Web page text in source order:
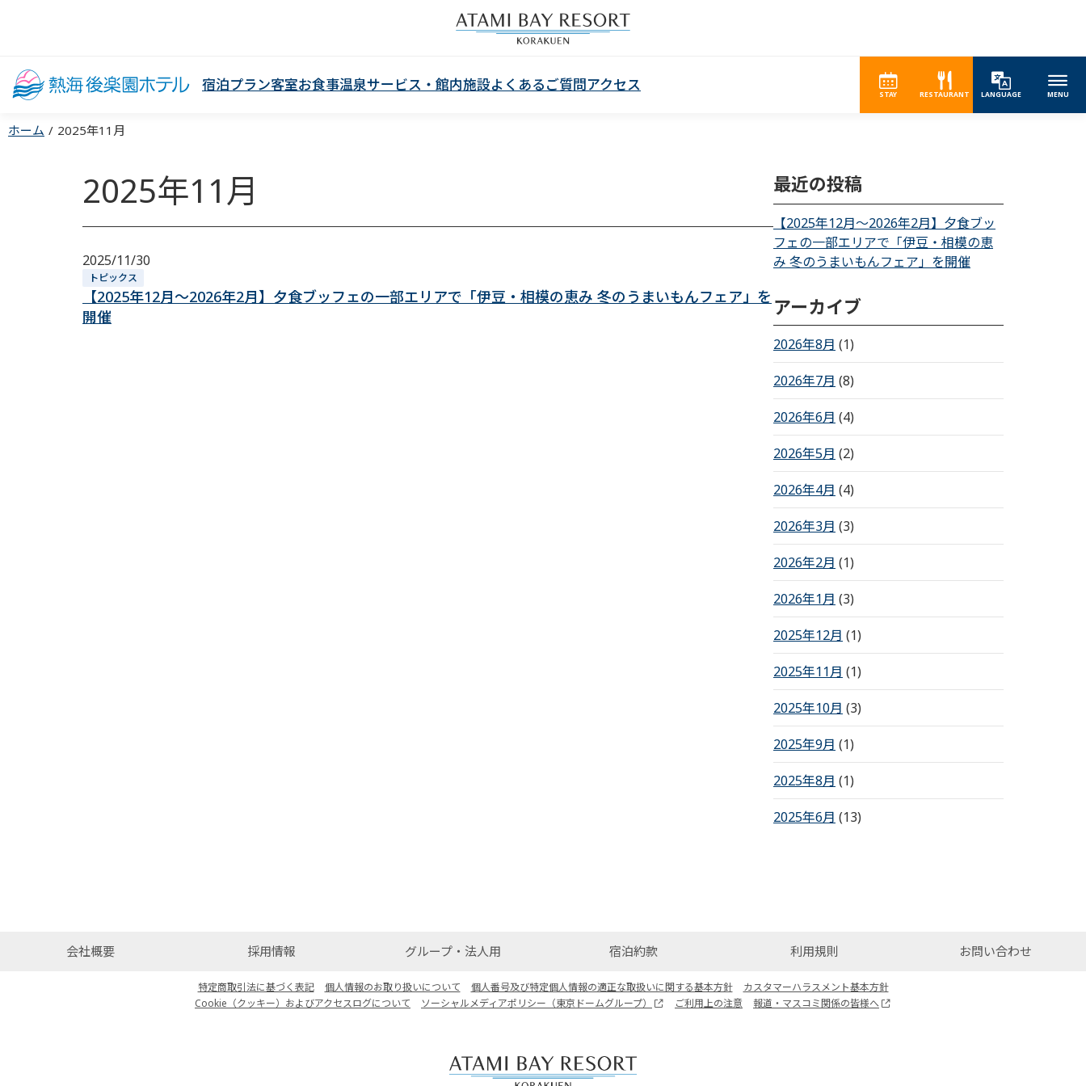
宿泊プラン客室お食事温泉サービス・館内施設よくあるご質問アクセス
STAY RESTAURANT LANGUAGE MENU
ホーム 2025年11月
2025年11月
2025/11/30
トピックス
【2025年12月～2026年2月】夕食ブッフェの一部エリアで「伊豆・相模の恵み 冬のうまいもんフェア」を
開催
最近の投稿
【2025年12月～2026年2月】夕食ブッ
フェの一部エリアで「伊豆・相模の恵
み 冬のうまいもんフェア」を開催
アーカイブ
2026年8月 (1)
2026年7月 (8)
2026年6月 (4)
2026年5月 (2)
2026年4月 (4)
2026年3月 (3)
2026年2月 (1)
2026年1月 (3)
2025年12月 (1)
2025年11月 (1)
2025年10月 (3)
2025年9月 (1)
2025年8月 (1)
2025年6月 (13)
会社概要 採用情報 グループ・法人用 宿泊約款 利用規則 お問い合わせ
特定商取引法に基づく表記 個人情報のお取り扱いについて 個人番号及び特定個人情報の適正な取扱いに関する基本方針
カスタマーハラスメント基本方針
Cookie（クッキー）およびアクセスログについて
ソーシャルメディアポリシー（東京ドームグループ） ご利用上の注意 報道・マスコミ関係の皆様へ